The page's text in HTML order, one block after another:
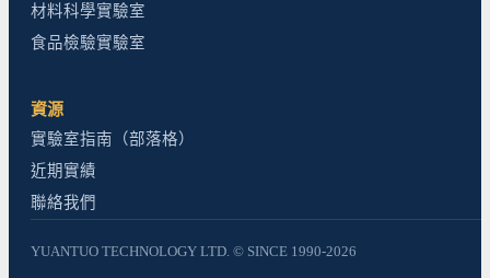
材料科學實驗室
食品檢驗實驗室
資源
實驗室指南（部落格）
近期實績
聯絡我們
YUANTUO TECHNOLOGY LTD. © SINCE 1990-2026